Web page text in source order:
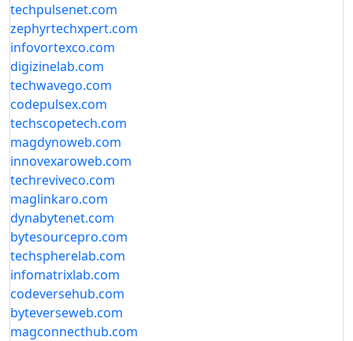
techpulsenet.com
zephyrtechxpert.com
infovortexco.com
digizinelab.com
techwavego.com
codepulsex.com
techscopetech.com
magdynoweb.com
innovexaroweb.com
techreviveco.com
maglinkaro.com
dynabytenet.com
bytesourcepro.com
techspherelab.com
infomatrixlab.com
codeversehub.com
byteverseweb.com
magconnecthub.com